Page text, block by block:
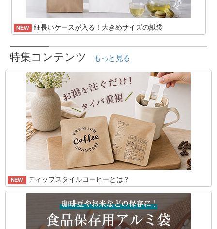
NEW 細長いケースが入る！大きめサイズの紙袋
特集コンテンツ もっと見る
NEW ディップスタイルコーヒーとは？